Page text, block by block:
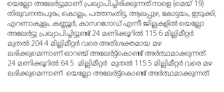
യെല്ലോ അലേര്‍ട്ടുമാണ് പ്രഖ്യാപിച്ചിരിക്കുന്നത്.നാളെ (മെയ് 19)
തിരുവനന്തപുരം, കൊല്ലം, പത്തനംതിട്ട, ആലപ്പുഴ, കോട്ടയം, ഇടുക്കി,
എറണാകുളം, കണ്ണൂര്‍, കാസറഗോഡ് എന്നീ ജില്ലകളില്‍ യെല്ലോ
അലേര്‍ട്ടു പ്രഖ്യാപിച്ചിട്ടുണ്ട്.24 മണിക്കൂറില്‍ 115.6 മില്ലിമീറ്റര്‍
മുതല്‍ 204.4 മില്ലിമീറ്റര്‍ വരെ അതിശക്തമായ മഴ
ലഭിക്കുമെന്നാണ് ഓറഞ്ച് അലേര്‍ട്ട്‌കൊണ്ട് അര്‍ത്ഥമാക്കുന്നത്.
24 മണിക്കൂറില്‍ 64.5 മില്ലിമീറ്റര്‍ മുതല്‍ 115.5 മില്ലിമീറ്റര്‍ വരെ മഴ
ലഭിക്കുമെന്നാണ് യെല്ലോ അലേര്‍ട്ട്‌കൊണ്ട് അര്‍ത്ഥമാക്കുന്നത്.